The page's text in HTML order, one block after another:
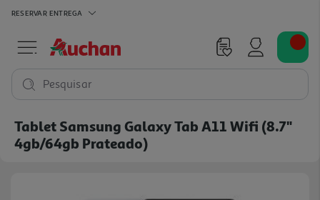
RESERVAR ENTREGA
Pesquisar
Tablet Samsung Galaxy Tab A11 Wifi (8.7"
4gb/64gb Prateado)